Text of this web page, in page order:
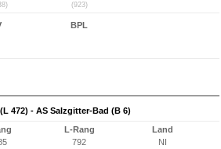
(923)
BPL
472) - AS Salzgitter-Bad (B 6)
L-Rang
792
Land
NI